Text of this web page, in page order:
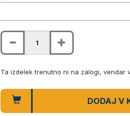
Ta izdelek trenutno ni na zalogi, vendar
DODAJ V